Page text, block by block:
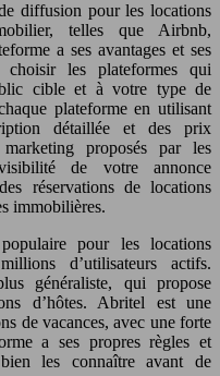
diffusion pour les locations
telles que Airbnb,
a ses avantages et ses
les plateformes qui
cible et à votre type de
plateforme en utilisant
détaillée et des prix
proposés par les
de votre annonce
réservations de locations
immobilières.
pour les locations
d’utilisateurs actifs.
généraliste, qui propose
d’hôtes. Abritel est une
de vacances, avec une forte
a ses propres règles et
les connaître avant de